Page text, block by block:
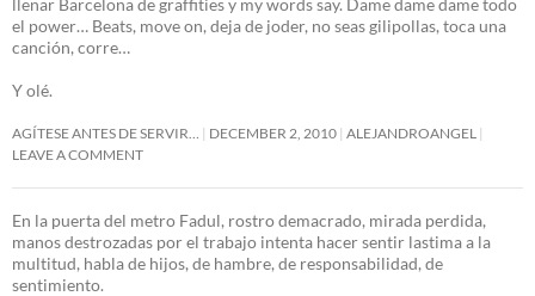
el power… Beats, move on, deja de joder, no seas gilipollas, toca una
canción, corre…
Y olé.
AGÍTESE ANTES DE SERVIR… DECEMBER 2, 2010 ALEJANDROANGEL
LEAVE A COMMENT
En la puerta del metro Fadul, rostro demacrado, mirada perdida,
manos destrozadas por el trabajo intenta hacer sentir lastima a la
multitud, habla de hijos, de hambre, de responsabilidad, de
sentimiento.